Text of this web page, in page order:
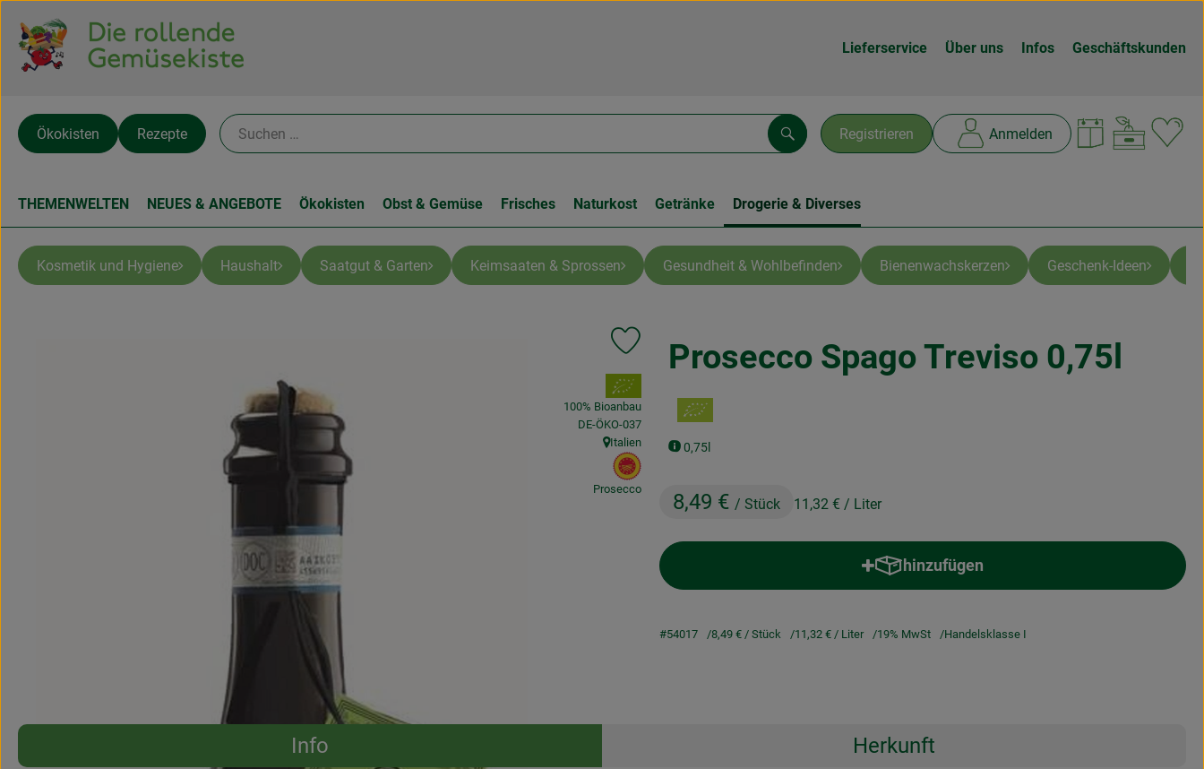
Lieferservice Über uns Infos Geschäftskunden
Registrieren Anmelden
Suchen
Ökokisten Rezepte
THEMENWELTEN NEUES & ANGEBOTE Ökokisten Obst & Gemüse Frisches Naturkost Getränke Drogerie & Diverses
Kosmetik und Hygiene Haushalt Saatgut & Garten Keimsaaten & Sprossen Gesundheit & Wohlbefinden Bienenwachskerzen Geschenk-Ideen
Prosecco Spago Treviso 0,75l
0,75l
8,49 € / Stück 11,32 € / Liter
Produkt zu Favouriten hinzufügen
, Verband:
100% Bioanbau
, Kontrollstelle:
DE-ÖKO-037
, Herkunft:
Italien
, EU Herkunft:
Prosecco
hinzufügen
Produkt zum Warenkorb hinzufügen
#54017 8,49 € / Stück 11,32 € / Liter 19% MwSt Handelsklasse I
Rezepte
Info
Herkunft